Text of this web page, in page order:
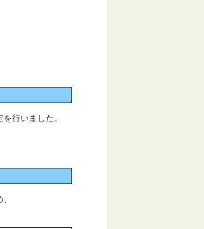
行いました。